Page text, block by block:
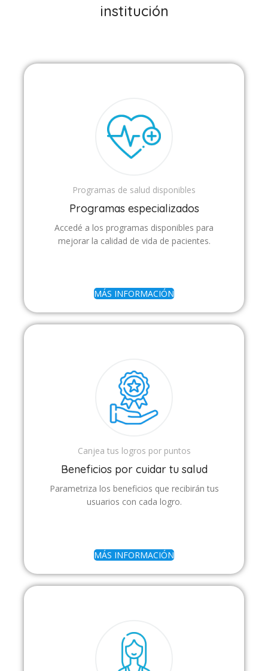
institución
Programas de salud disponibles
Programas especializados
Accedé a los programas disponibles para
mejorar la calidad de vida de pacientes.
MÁS INFORMACIÓN
Canjea tus logros por puntos
Beneficios por cuidar tu salud
Parametriza los beneficios que recibirán tus
usuarios con cada logro.
MÁS INFORMACIÓN